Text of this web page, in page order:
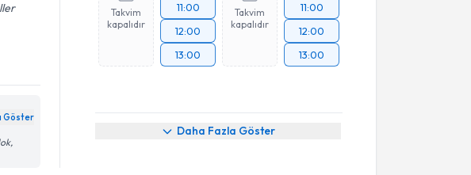
Göster
Takvim
kapalıdır
11:00
12:00
13:00
Takvim
kapalıdır
11:00
12:00
13:00
Daha Fazla Göster